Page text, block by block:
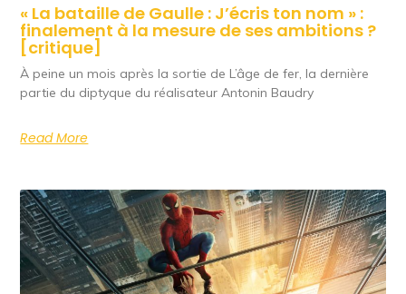
« La bataille de Gaulle : J’écris ton nom » :
finalement à la mesure de ses ambitions ?
[critique]
À peine un mois après la sortie de L’âge de fer, la dernière
partie du diptyque du réalisateur Antonin Baudry
Read More